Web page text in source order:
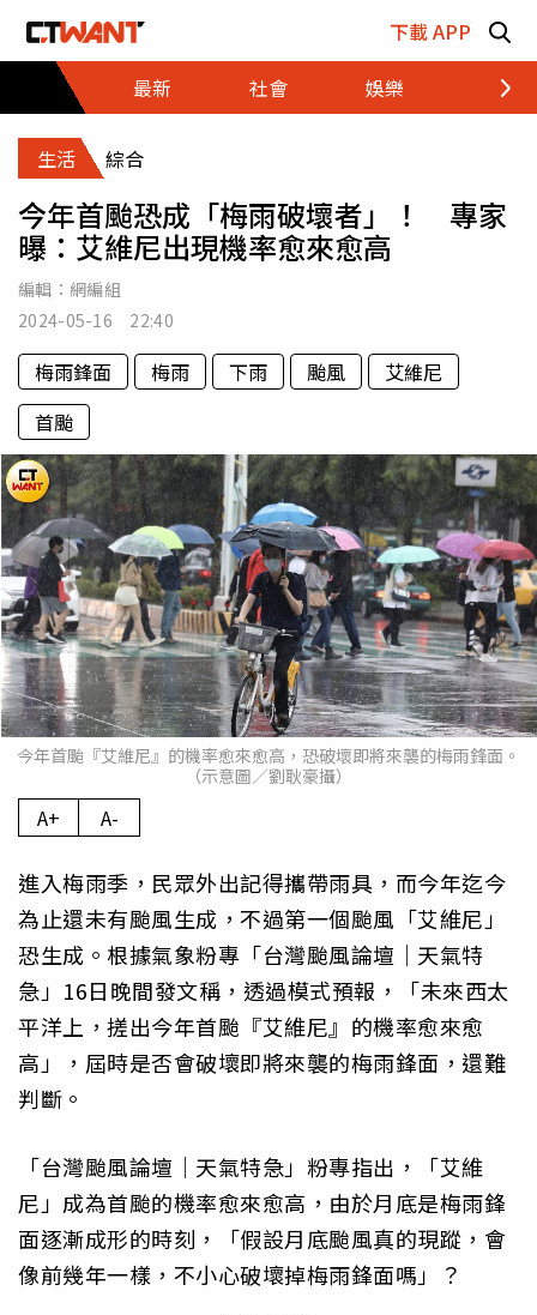
下載 APP
最新
社會 娛樂 財經
生活 綜合
今年首颱恐成「梅雨破壞者」！ 專家
曝：艾維尼出現機率愈來愈高
編輯： 網編組
2024-05-16 22:40
梅雨鋒面 梅雨 下雨 颱風
艾維尼
首颱
今年首颱『艾維尼』的機率愈來愈高，恐破壞即將來襲的梅雨鋒面。
（示意圖／劉耿豪攝）
A+ A-
進入梅雨季，民眾外出記得攜帶雨具，而今年迄今
為止還未有颱風生成，不過第一個颱風「艾維尼」
恐生成。根據氣象粉專「台灣颱風論壇｜天氣特
急」16日晚間發文稱，透過模式預報，「未來西太
平洋上，搓出今年首颱『艾維尼』的機率愈來愈
高」，屆時是否會破壞即將來襲的梅雨鋒面，還難
判斷。
「台灣颱風論壇｜天氣特急」粉專指出，「艾維
尼」成為首颱的機率愈來愈高，由於月底是梅雨鋒
面逐漸成形的時刻，「假設月底颱風真的現蹤，會
像前幾年一樣，不小心破壞掉梅雨鋒面嗎」？